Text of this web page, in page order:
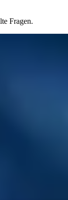
Fragen.